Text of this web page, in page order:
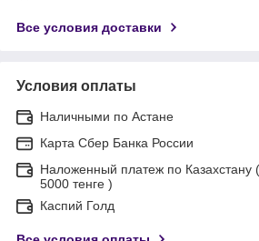
Все условия доставки
Условия оплаты
Наличными по Астане
Карта Сбер Банка России
Наложенный платеж по Казахстану
5000 тенге )
Каспий Голд